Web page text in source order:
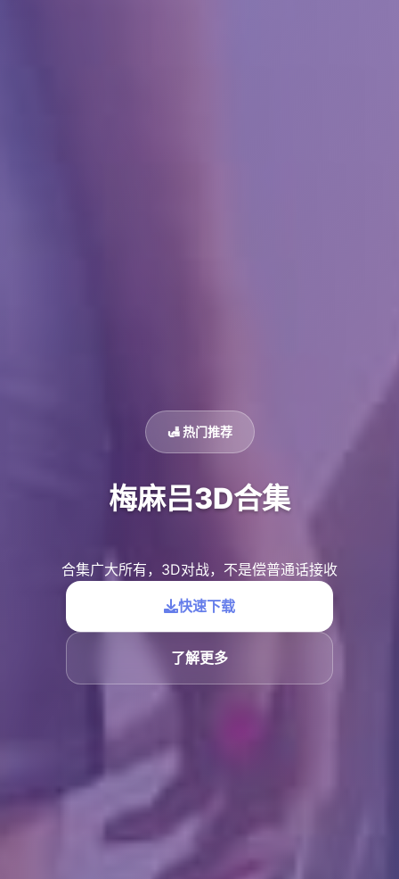
🛃 热门推荐
梅麻吕3D合集
合集广大所有，3D对战，不是偿普通话接收
快速下载
了解更多